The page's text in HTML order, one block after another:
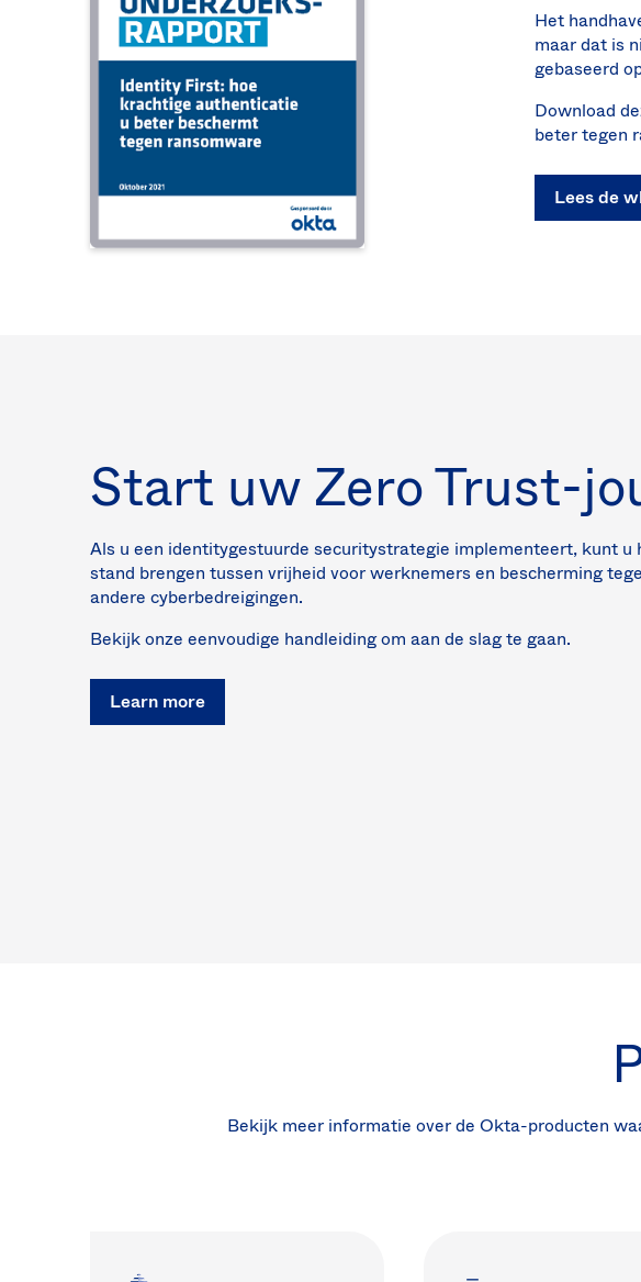
Het
maar dat is
gebaseerd
Download
beter tegen
Lees de
Start uw Zero Trust-
Als u een identitygestuurde securitystrategie implementeert, kunt
stand brengen tussen vrijheid voor werknemers en bescherming
andere cyberbedreigingen.
Bekijk onze eenvoudige handleiding om aan de slag te gaan.
Learn more
Bekijk meer informatie over de Okta-producten